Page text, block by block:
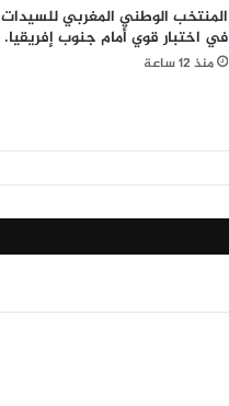
المنتخب الوطني المغربي للسيدات
في اختبار قوي أمام جنوب إفريقيا.
منذ 12 ساعة